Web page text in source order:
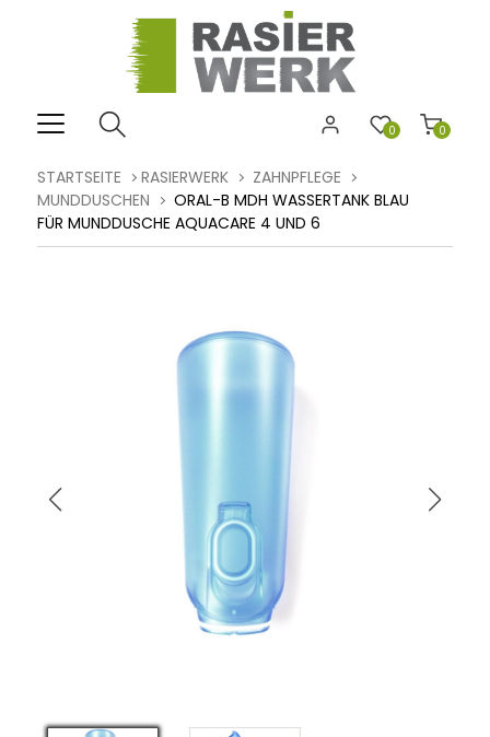
0
0
STARTSEITE RASIERWERK
ZAHNPFLEGE
MUNDDUSCHEN
ORAL-B MDH WASSERTANK BLAU
FÜR MUNDDUSCHE AQUACARE 4 UND 6